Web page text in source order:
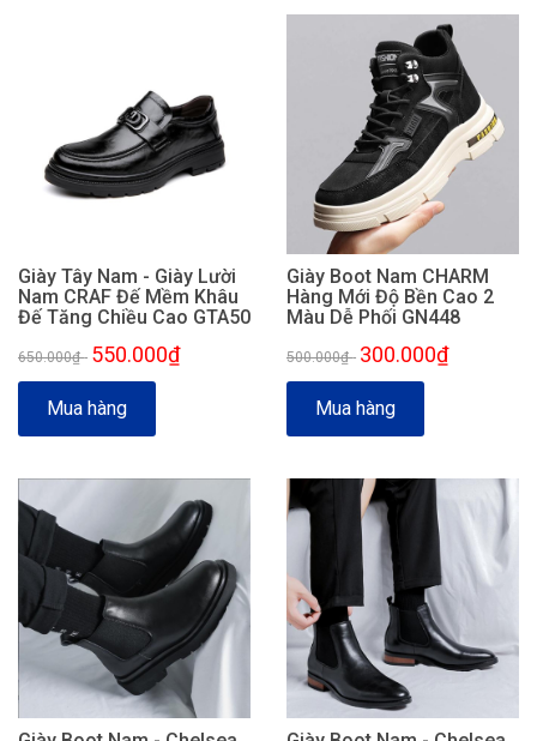
Giày Tây Nam - Giày Lười
Nam CRAF Đế Mềm Khâu
Đế Tăng Chiều Cao GTA50
650.000₫- 550.000₫
Mua hàng
Giày Boot Nam CHARM
Hàng Mới Độ Bền Cao 2
Màu Dễ Phối GN448
500.000₫- 300.000₫
Mua hàng